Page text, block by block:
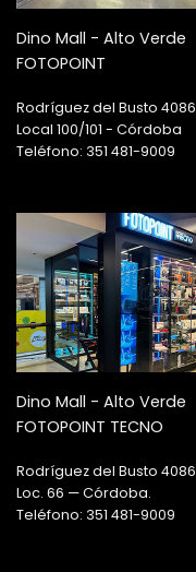
Dino Mall - Alto Verde
FOTOPOINT
Rodríguez del Busto 4086
Local 100/101 - Córdoba
Teléfono: 351 481-9009
Dino Mall - Alto Verde
FOTOPOINT TECNO
Rodríguez del Busto 4086
Loc. 66 — Córdoba.
Teléfono: 351 481-9009